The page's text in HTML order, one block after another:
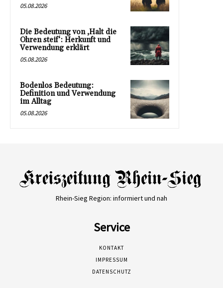
05.08.2026
Die Bedeutung von ‚Halt die
Ohren steif‘: Herkunft und
Verwendung erklärt
05.08.2026
Bodenlos Bedeutung:
Definition und Verwendung
im Alltag
05.08.2026
Rhein-Sieg Region: informiert und nah
Service
KONTAKT
IMPRESSUM
DATENSCHUTZ